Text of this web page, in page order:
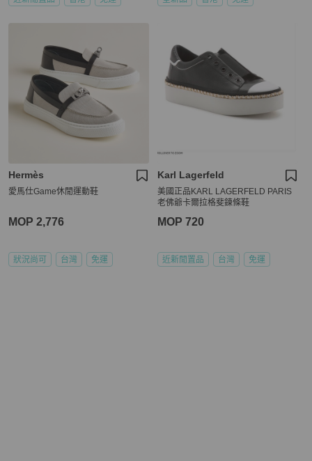
Hermès
愛馬仕Game休閒運動鞋
MOP 2,776
狀況尚可 台灣 免運
Karl Lagerfeld
美國正品KARL LAGERFELD PARIS
老佛爺卡爾拉格斐鍊條鞋
MOP 720
近新閒置品 台灣 免運